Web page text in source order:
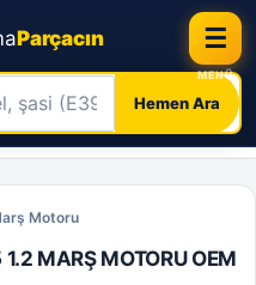
Parçacın
Hemen Ara
☰
Motoru
MARŞ MOTORU OEM